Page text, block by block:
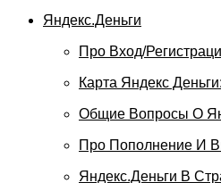
Яндекс.Деньги
Про Вход/
Карта Яндекс
Общие Вопросы О
Про Пополнение И
Яндекс.Деньги В